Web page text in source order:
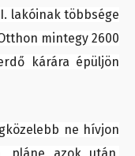
lakóinak többsége
mintegy 2600
kárára épüljön
ne hívjon